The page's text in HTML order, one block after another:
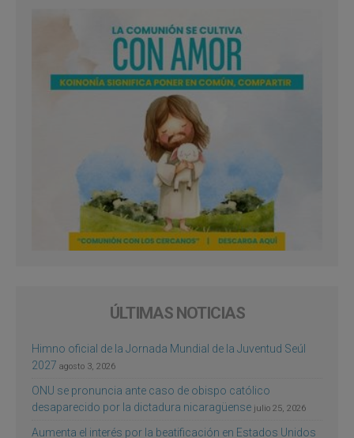
ÚLTIMAS NOTICIAS
Himno oficial de la Jornada Mundial de la Juventud Seúl
2027 agosto 3, 2026
ONU se pronuncia ante caso de obispo católico
desaparecido por la dictadura nicaragüense julio 25, 2026
Aumenta el interés por la beatificación en Estados Unidos